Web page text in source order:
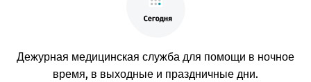
Дежурная медицинская служба для помощи в ночное
время, в выходные и праздничные дни.